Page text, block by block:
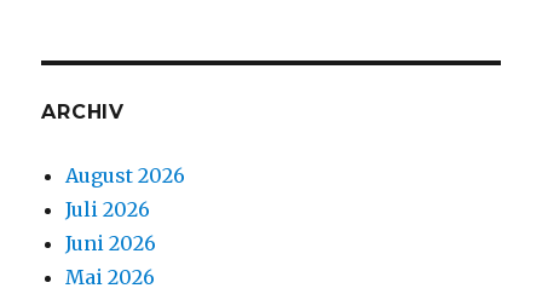
ARCHIV
August 2026
Juli 2026
Juni 2026
Mai 2026